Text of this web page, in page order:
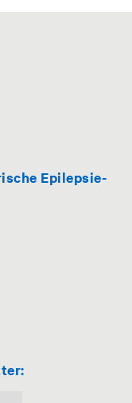
Epilepsie-